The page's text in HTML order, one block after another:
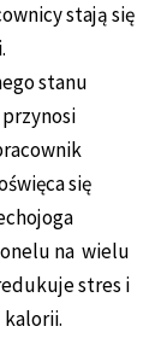
stają się
stanu
się
na wielu
stres i
kalorii.